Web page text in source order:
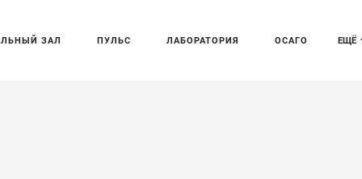
ЕЩЁ
ЗАЛ ПУЛЬС ЛАБОРАТОРИЯ ОСАГО